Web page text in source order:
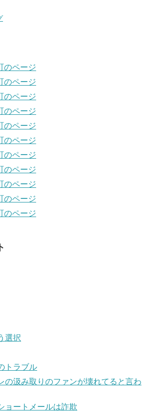
のページ
のページ
のページ
のページ
のページ
のページ
のページ
のページ
のページ
のページ
のページ
選択
トラブル
の汲み取りのファンが壊れてると言わ
ョートメールは詐欺